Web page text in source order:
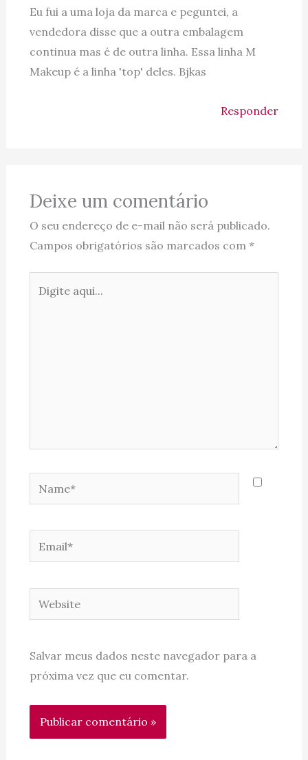
Eu fui a uma loja da marca e peguntei, a
vendedora disse que a outra embalagem
continua mas é de outra linha. Essa linha M
Makeup é a linha 'top' deles. Bjkas
Responder
Deixe um comentário
O seu endereço de e-mail não será publicado.
Campos obrigatórios são marcados com *
aqui...
Website
Salvar meus dados neste navegador para a
próxima vez que eu comentar.